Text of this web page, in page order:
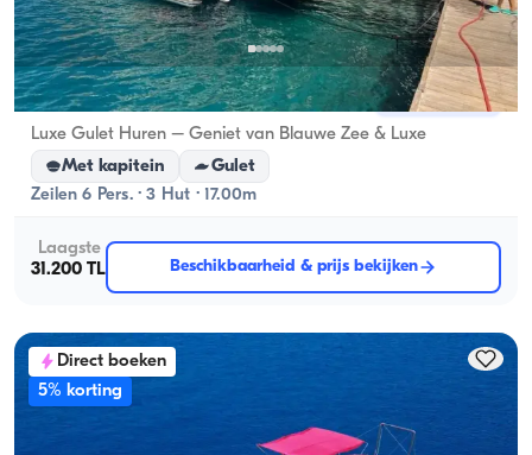
Gocek, Muğla Nieuwe boot
Luxe Gulet Huren – Geniet van Blauwe Zee & Luxe
Met kapitein
Gulet
Zeilen 6 Pers. · 3 Hut · 17.00m
Laagste
31.200 TL
Beschikbaarheid & prijs bekijken
Direct boeken
5% korting